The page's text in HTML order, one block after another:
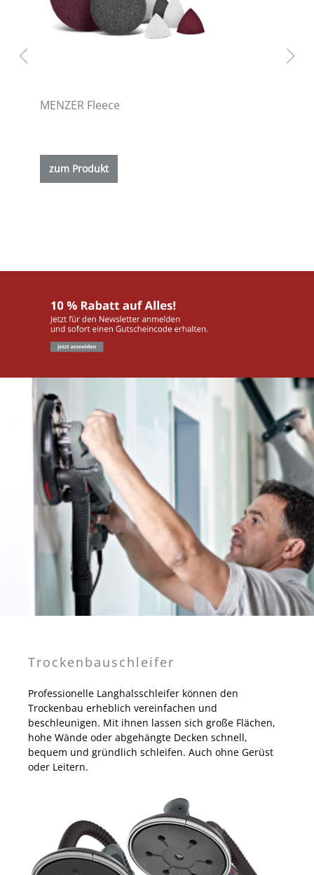
MENZER Fleece
zum Produkt
Trockenbauschleifer
Professionelle Langhalsschleifer können den
Trockenbau erheblich vereinfachen und
beschleunigen. Mit ihnen lassen sich große Flächen,
hohe Wände oder abgehängte Decken schnell,
bequem und gründlich schleifen. Auch ohne Gerüst
oder Leitern.